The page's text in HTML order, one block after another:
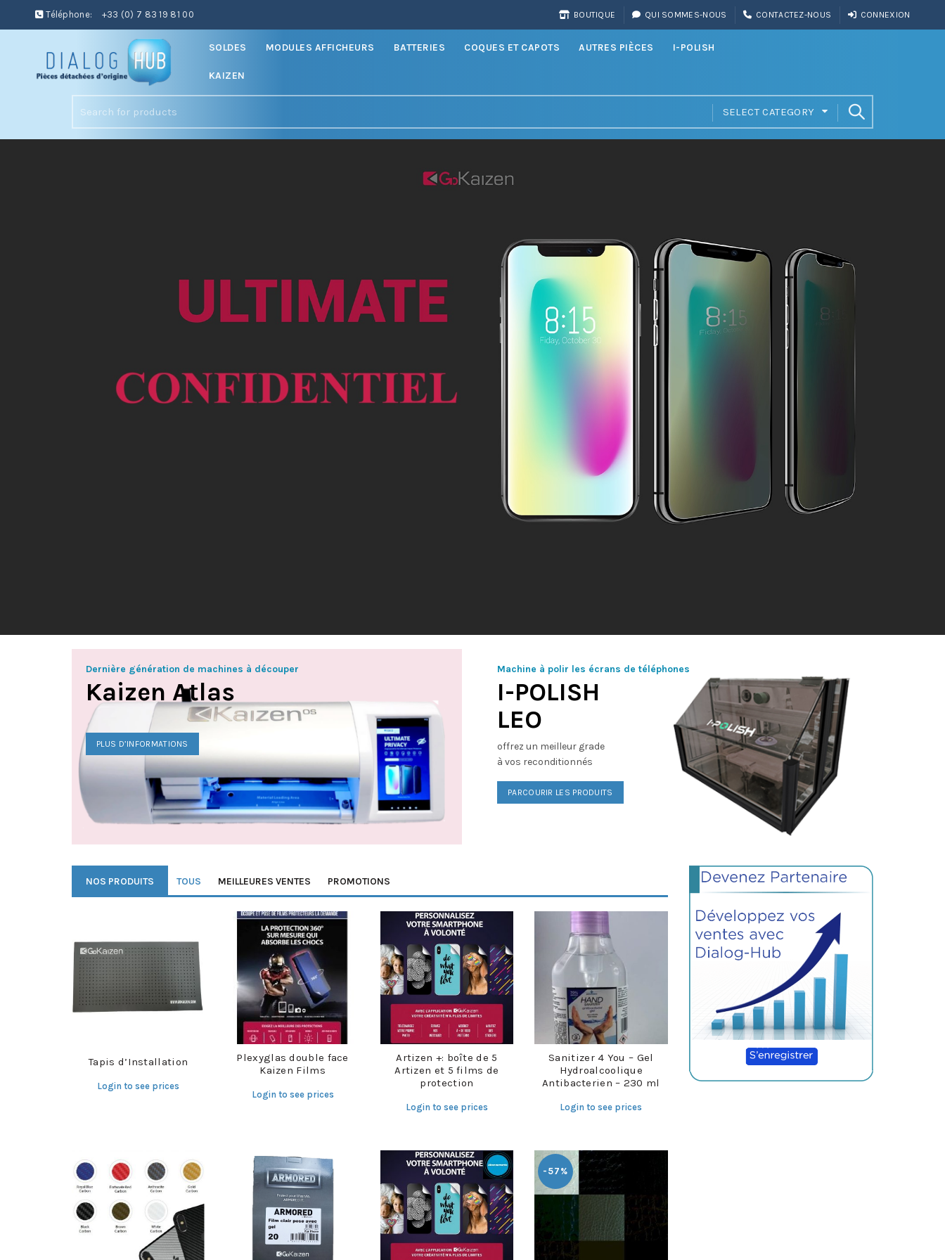
Téléphone: +33 (0) 7 83 19 81 00 BOUTIQUE QUI SOMMES-NOUS CONTACTEZ-NOUS CONNEXION
SOLDES MODULES AFFICHEURS BATTERIES COQUES ET CAPOTS AUTRES PIÈCES I-POLISH
KAIZEN
for:
SELECT CATEGORY
Dernière génération de machines à découper
Kaizen Atlas
PLUS D’INFORMATIONS
Machine à polir les écrans de téléphones
I-POLISH
LEO
offrez un meilleur grade
à vos reconditionnés
PARCOURIR LES PRODUITS
NOS PRODUITS TOUS MEILLEURES VENTES PROMOTIONS
Tapis d’Installation
Login to see prices
Plexyglas double face
Kaizen Films
Login to see prices
Artizen +: boîte de 5
Artizen et 5 films de
protection
Login to see prices
Sanitizer 4 You – Gel
Hydroalcoolique
Antibacterien – 230 ml
Login to see prices
-57%